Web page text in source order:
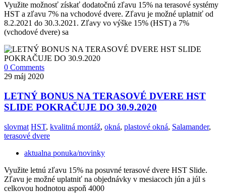
Využite možnosť získať dodatočnú zľavu 15% na terasové systémy
HST a zľavu 7% na vchodové dvere. Zľavu je možné uplatniť od
8.2.2021 do 30.3.2021. Zľavy vo výške 15% (HST) a 7%
(vchodové dvere) sa
0 Comments
29 máj 2020
LETNÝ BONUS NA TERASOVÉ DVERE HST
SLIDE POKRAČUJE DO 30.9.2020
slovmat HST, kvalitná montáž, okná, plastové okná, Salamander,
terasové dvere
aktualna ponuka/novinky
Využite letnú zľavu 15% na posuvné terasové dvere HST Slide.
Zľavu je možné uplatniť na objednávky v mesiacoch jún a júl s
celkovou hodnotou aspoň 4000